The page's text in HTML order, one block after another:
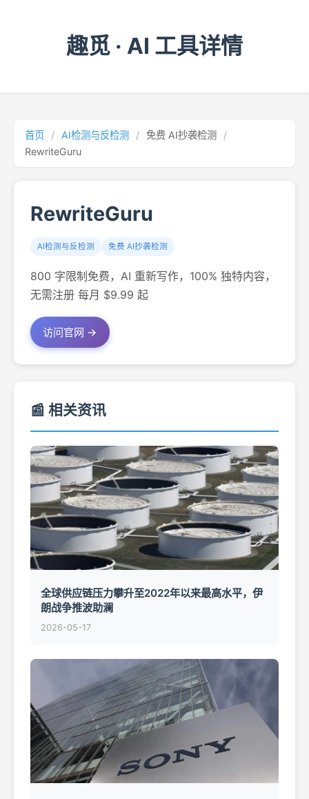
趣觅 · AI 工具详情
首页 / AI检测与反检测 / 免费 AI抄袭检测
/
RewriteGuru
RewriteGuru
AI检测与反检测 免费 AI抄袭检测
800 字限制免费，AI 重新写作，100% 独特内容，
无需注册 每月 $9.99 起
访问官网 →
📰 相关资讯
全球供应链压力攀升至2022年以来最高水平，伊
朗战争推波助澜
2026-05-17